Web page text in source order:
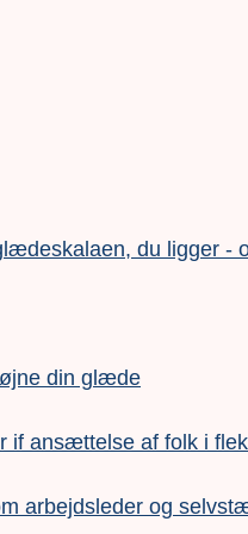
du ligger -
din glæde
if ansættelse af folk i
arbejdsleder og